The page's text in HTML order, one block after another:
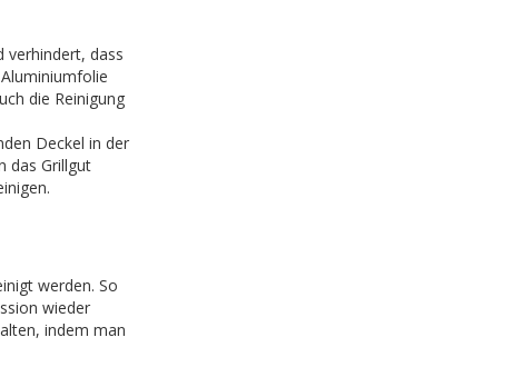
verhindert, dass
die Reinigung
Deckel in der
das Grillgut
werden. So
wieder
indem man